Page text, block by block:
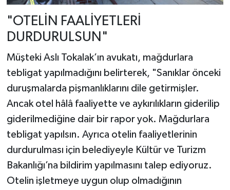
"OTELİN FAALİYETLERİ
DURDURULSUN"
Müşteki Aslı Tokalak’ın avukatı, mağdurlara
tebligat yapılmadığını belirterek, "Sanıklar önceki
duruşmalarda pişmanlıklarını dile getirmişler.
Ancak otel hâlâ faaliyette ve aykırılıkların giderilip
giderilmediğine dair bir rapor yok. Mağdurlara
tebligat yapılsın. Ayrıca otelin faaliyetlerinin
durdurulması için belediyeyle Kültür ve Turizm
Bakanlığı’na bildirim yapılmasını talep ediyoruz.
Otelin işletmeye uygun olup olmadığının